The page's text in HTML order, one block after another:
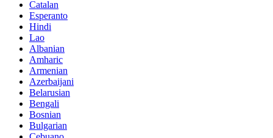
Catalan
Esperanto
Hindi
Lao
Albanian
Amharic
Armenian
Azerbaijani
Belarusian
Bengali
Bosnian
Bulgarian